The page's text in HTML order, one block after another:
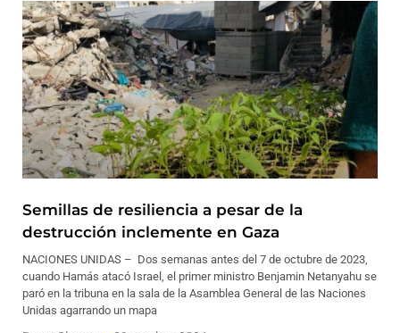
Semillas de resiliencia a pesar de la
destrucción inclemente en Gaza
NACIONES UNIDAS – Dos semanas antes del 7 de octubre de 2023,
cuando Hamás atacó Israel, el primer ministro Benjamin Netanyahu se
paró en la tribuna en la sala de la Asamblea General de las Naciones
Unidas agarrando un mapa